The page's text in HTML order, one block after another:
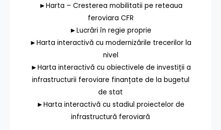
►Harta – Cresterea mobilitatii pe reteaua
feroviara CFR
►Lucrări în regie proprie
►Harta interactivă cu modernizările trecerilor la
nivel
►Harta interactivă cu obiectivele de investiții a
infrastructurii feroviare finanțate de la bugetul
de stat
►Harta interactivă cu stadiul proiectelor de
infrastructură feroviară